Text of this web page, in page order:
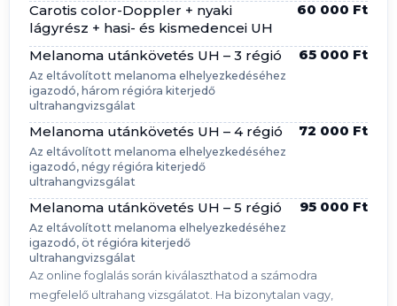
Carotis color-Doppler + nyaki
lágyrész + hasi- és kismedencei UH
60 000 Ft
Melanoma utánkövetés UH – 3 régió
Az eltávolított melanoma elhelyezkedéséhez
igazodó, három régióra kiterjedő
ultrahangvizsgálat
65 000 Ft
Melanoma utánkövetés UH – 4 régió
Az eltávolított melanoma elhelyezkedéséhez
igazodó, négy régióra kiterjedő
ultrahangvizsgálat
72 000 Ft
Melanoma utánkövetés UH – 5 régió
Az eltávolított melanoma elhelyezkedéséhez
igazodó, öt régióra kiterjedő
ultrahangvizsgálat
95 000 Ft
Az online foglalás során kiválaszthatod a számodra
megfelelő ultrahang vizsgálatot. Ha bizonytalan vagy,